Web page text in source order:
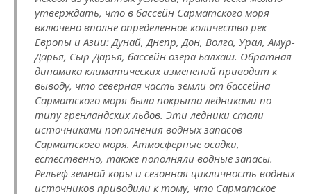
утверждать, что в бассейн Сарматского моря
включено вполне определенное количество рек
Европы и Азии: Дунай, Днепр, Дон, Волга, Урал, Амур-
Дарья, Сыр-Дарья, бассейн озера Балхаш. Обратная
динамика климатических изменений приводит к
выводу, что северная часть земли от бассейна
Сарматского моря была покрыта ледниками по
типу гренландских льдов. Эти ледники стали
источниками пополнения водных запасов
Сарматского моря. Атмосферные осадки,
естественно, также пополняли водные запасы.
Рельеф земной коры и сезонная цикличность водных
источников приводили к тому, что Сарматское